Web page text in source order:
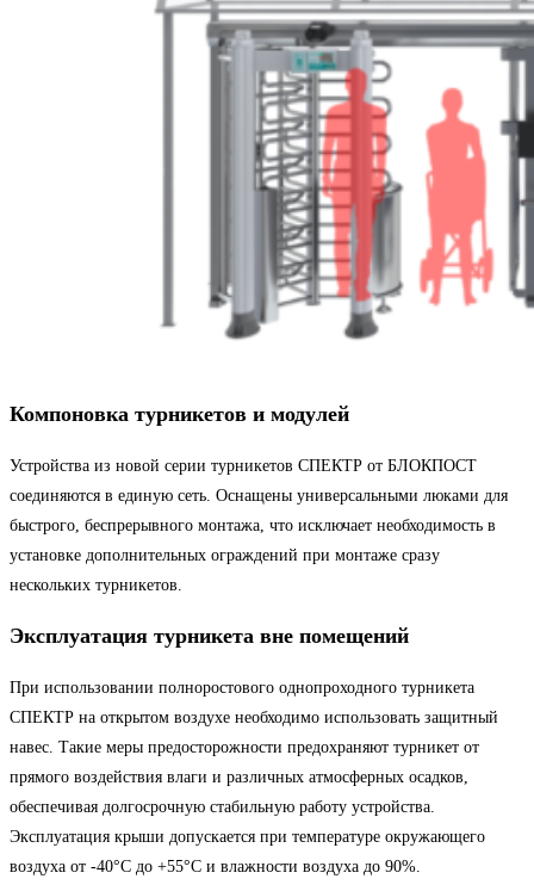
Компоновка турникетов и модулей
Устройства из новой серии турникетов СПЕКТР от БЛОКПОСТ
соединяются в единую сеть. Оснащены универсальными люками для
быстрого, беспрерывного монтажа, что исключает необходимость в
установке дополнительных ограждений при монтаже сразу
нескольких турникетов.
Эксплуатация турникета вне помещений
При использовании полноростового однопроходного турникета
СПЕКТР на открытом воздухе необходимо использовать защитный
навес. Такие меры предосторожности предохраняют турникет от
прямого воздействия влаги и различных атмосферных осадков,
обеспечивая долгосрочную стабильную работу устройства.
Эксплуатация крыши допускается при температуре окружающего
воздуха от -40°С до +55°С и влажности воздуха до 90%.